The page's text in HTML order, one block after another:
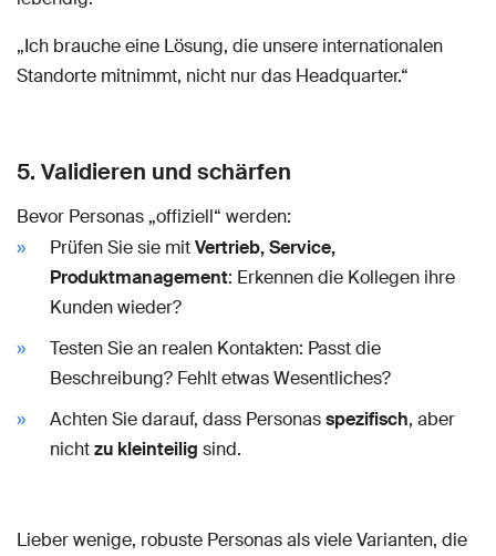
„Ich brauche eine Lösung, die unsere internationalen
Standorte mitnimmt, nicht nur das Headquarter.“
5. Validieren und schärfen
Bevor Personas „offiziell“ werden:
Prüfen Sie sie mitVertrieb, Service,
Produktmanagement: Erkennen die Kollegen ihre
Kunden wieder?
Testen Sie an realen Kontakten: Passt die
Beschreibung? Fehlt etwas Wesentliches?
Achten Sie darauf, dass Personasspezifisch, aber
nichtzu kleinteilig sind.
Lieber wenige, robuste Personas als viele Varianten, die